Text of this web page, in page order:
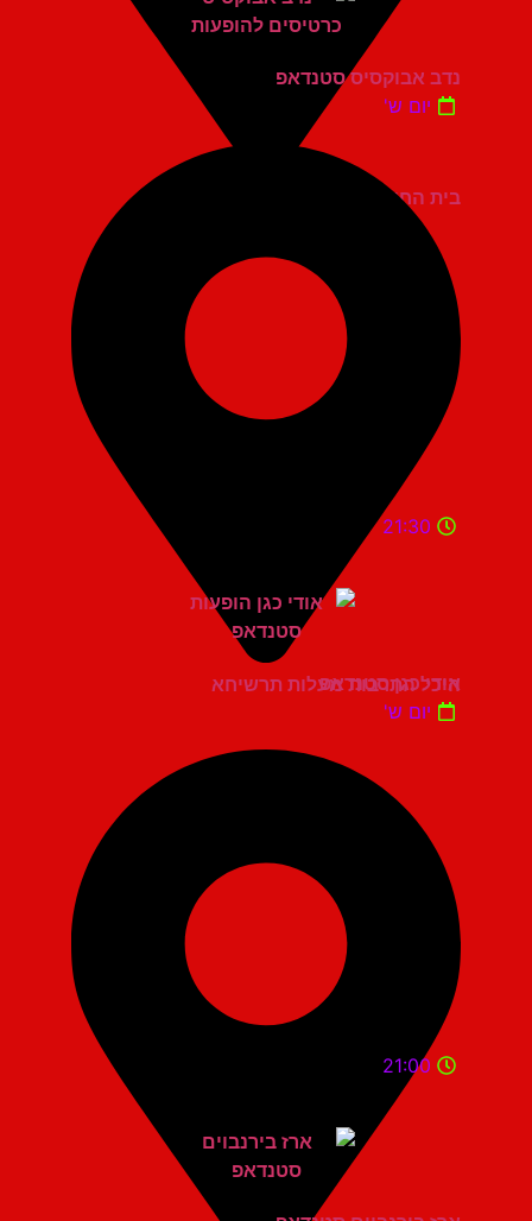
בית החייל תל אביב
נדב אבוקסיס סטנדאפ
יום ש'
היכל התרבות מעלות תרשיחא
21:30
אודי כגן סטנדאפ
יום ש'
21:00